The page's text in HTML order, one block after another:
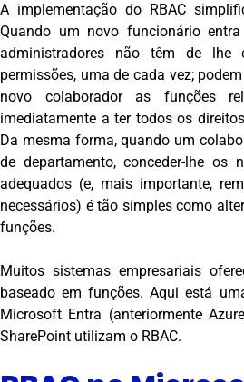
A implementação do RBAC
Quando um novo funcionário
administradores não têm de lhe
permissões, uma de cada vez;
novo colaborador as funções
imediatamente a ter todos os
Da mesma forma, quando um
de departamento, conceder-lhe os
adequados (e, mais importante,
necessários) é tão simples como
funções.
Muitos sistemas empresariais
baseado em funções. Aqui está
Microsoft Entra (anteriormente
SharePoint utilizam o RBAC.